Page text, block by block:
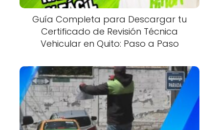
Guía Completa para Descargar tu
Certificado de Revisión Técnica
Vehicular en Quito: Paso a Paso